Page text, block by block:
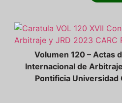
Volumen 120 – Actas
Internacional de
Pontificia Universidad